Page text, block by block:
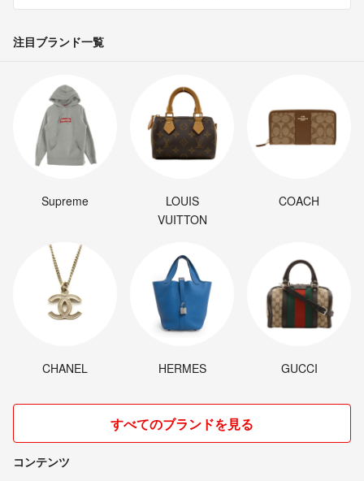
注目ブランド一覧
Supreme
LOUIS
VUITTON
COACH
CHANEL HERMES GUCCI
すべてのブランドを見る
コンテンツ